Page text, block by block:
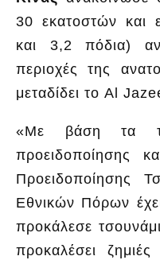
30 εκατοστών και
και 3,2 πόδια)
περιοχές της
μεταδίδει το Al
«Με βάση τα
προειδοποίησης
Προειδοποίησης
Εθνικών Πόρων
προκάλεσε
προκαλέσει